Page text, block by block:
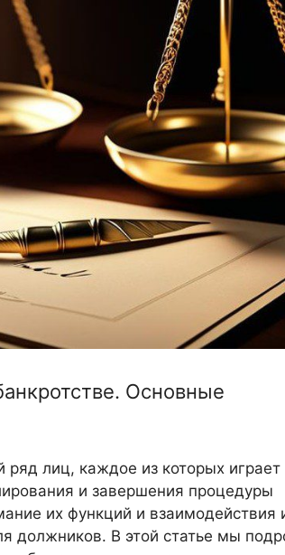
Основные
ряд лиц, каждое из которых
и завершения процедуры
их функций и взаимодействия
должников. В этой статье мы